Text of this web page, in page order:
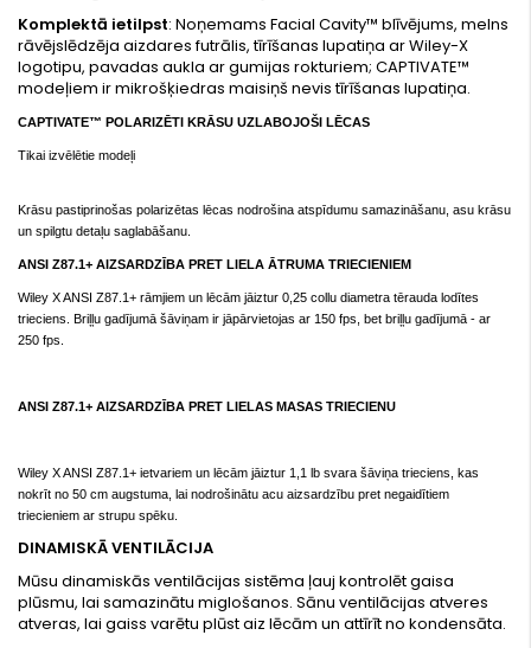
Komplektā ietilpst: Noņemams Facial Cavity™ blīvējums, melns
rāvējslēdzēja aizdares futrālis, tīrīšanas lupatiņa ar Wiley-X
logotipu, pavadas aukla ar gumijas rokturiem; CAPTIVATE™
modeļiem ir mikrošķiedras maisiņš nevis tīrīšanas lupatiņa.
CAPTIVATE™ POLARIZĒTI KRĀSU UZLABOJOŠI LĒCAS
Tikai izvēlētie modeļi
Krāsu pastiprinošas polarizētas lēcas nodrošina atspīdumu samazināšanu, asu krāsu
un spilgtu detaļu saglabāšanu.
ANSI Z87.1+ AIZSARDZĪBA PRET LIELA ĀTRUMA TRIECIENIEM
Wiley X ANSI Z87.1+ rāmjiem un lēcām jāiztur 0,25 collu diametra tērauda lodītes
trieciens. Briļļu gadījumā šāviņam ir jāpārvietojas ar 150 fps, bet briļļu gadījumā - ar
250 fps.
ANSI Z87.1+ AIZSARDZĪBA PRET LIELAS MASAS TRIECIENU
Wiley X ANSI Z87.1+ ietvariem un lēcām jāiztur 1,1 lb svara šāviņa trieciens, kas
nokrīt no 50 cm augstuma, lai nodrošinātu acu aizsardzību pret negaidītiem
triecieniem ar strupu spēku.
DINAMISKĀ VENTILĀCIJA
Mūsu dinamiskās ventilācijas sistēma ļauj kontrolēt gaisa
plūsmu, lai samazinātu miglošanos. Sānu ventilācijas atveres
atveras, lai gaiss varētu plūst aiz lēcām un attīrīt no kondensāta.